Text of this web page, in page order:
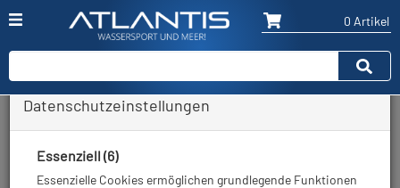
0 Artikel
Zurück
Datenschutzeinstellungen
Essenziell (6)
Essenzielle Cookies ermöglichen grundlegende Funktionen